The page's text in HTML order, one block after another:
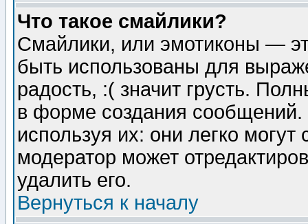
Что такое смайлики?
Смайлики, или эмотиконы —
быть использованы для
радость, :( значит грусть.
в форме создания сообщений.
используя их: они легко
модератор может
удалить его.
Вернуться к началу